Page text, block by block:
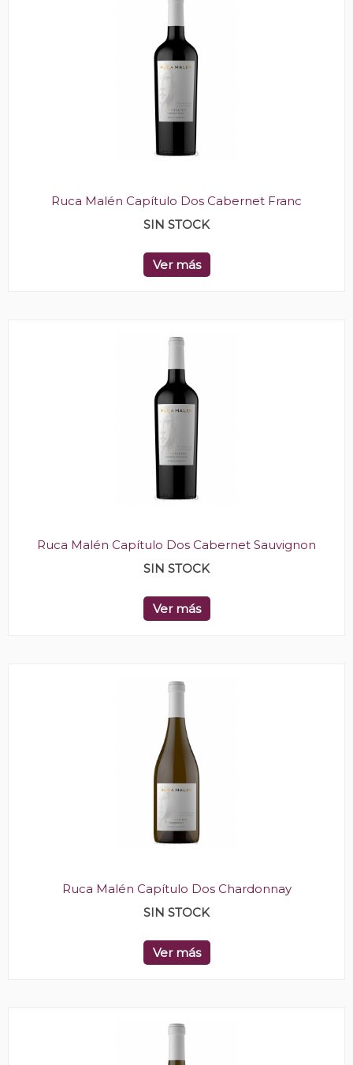
Ruca Malén Capítulo Dos Cabernet Franc
SIN STOCK
Ver más
Ruca Malén Capítulo Dos Cabernet Sauvignon
SIN STOCK
Ver más
Ruca Malén Capítulo Dos Chardonnay
SIN STOCK
Ver más